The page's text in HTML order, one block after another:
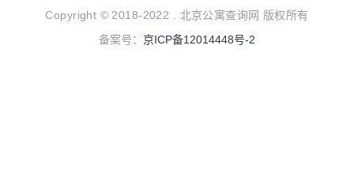
Copyright © 2018-2022 . 北京公寓查询网 版权所有
备案号： 京ICP备12014448号-2